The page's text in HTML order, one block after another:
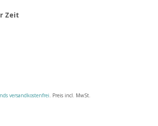
Zeit
versandkostenfrei. Preis incl. MwSt.